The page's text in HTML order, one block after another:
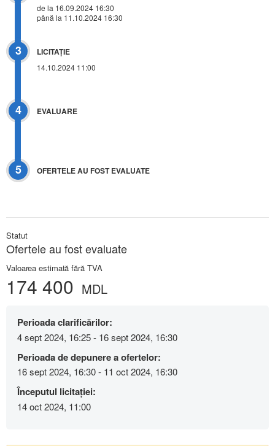
de la 16.09.2024 16:30
până la 11.10.2024 16:30
3 LICITAŢIE
14.10.2024 11:00
4 EVALUARE
5 OFERTELE AU FOST EVALUATE
Statut
Ofertele au fost evaluate
Valoarea estimată fără TVA
174 400 MDL
Perioada clarificărilor:
4 sept 2024, 16:25 - 16 sept 2024, 16:30
Perioada de depunere a ofertelor:
16 sept 2024, 16:30 - 11 oct 2024, 16:30
Începutul licitației:
14 oct 2024, 11:00